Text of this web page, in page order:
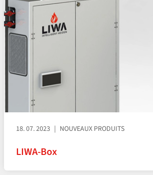
18. 07. 2023 NOUVEAUX PRODUITS
LIWA-Box